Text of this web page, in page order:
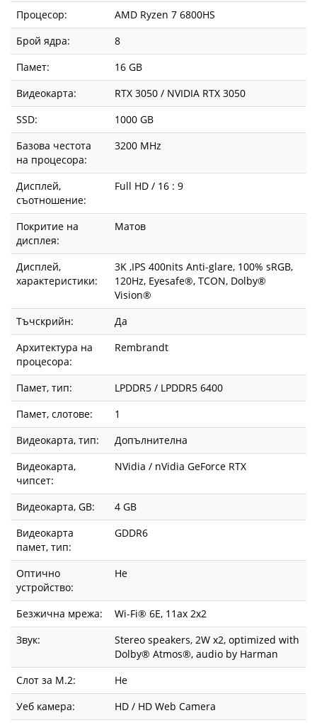
Процесор:
AMD Ryzen 7 6800HS
Брой ядра:
8
Памет:
16 GB
Видеокарта:
RTX 3050 / NVIDIA RTX 3050
SSD:
1000 GB
Базова честота
на процесора:
3200 MHz
Дисплей,
съотношение:
Full HD / 16 : 9
Покритие на
дисплея:
Матов
Дисплей,
характеристики:
3K ,IPS 400nits Anti-glare, 100% sRGB,
120Hz, Eyesafe®, TCON, Dolby®
Vision®
Тъчскрийн:
Да
Архитектура на
процесора:
Rembrandt
Памет, тип:
LPDDR5 / LPDDR5 6400
Памет, слотове:
1
Видеокарта, тип:
Допълнителна
Видеокарта,
чипсет:
NVidia / nVidia GeForce RTX
Видеокарта, GВ:
4 GB
Видеокарта
памет, тип:
GDDR6
Оптично
устройство:
Не
Безжична мрежа:
Wi-Fi® 6E, 11ax 2x2
Звук:
Stereo speakers, 2W x2, optimized with
Dolby® Atmos®, audio by Harman
Слот за М.2:
Не
Уеб камера:
HD / HD Web Camera